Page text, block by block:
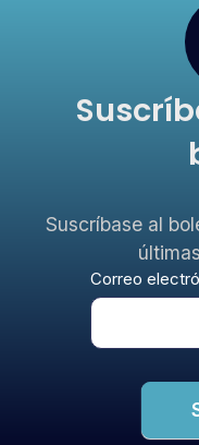
Suscríbase al
Boletín
Correo